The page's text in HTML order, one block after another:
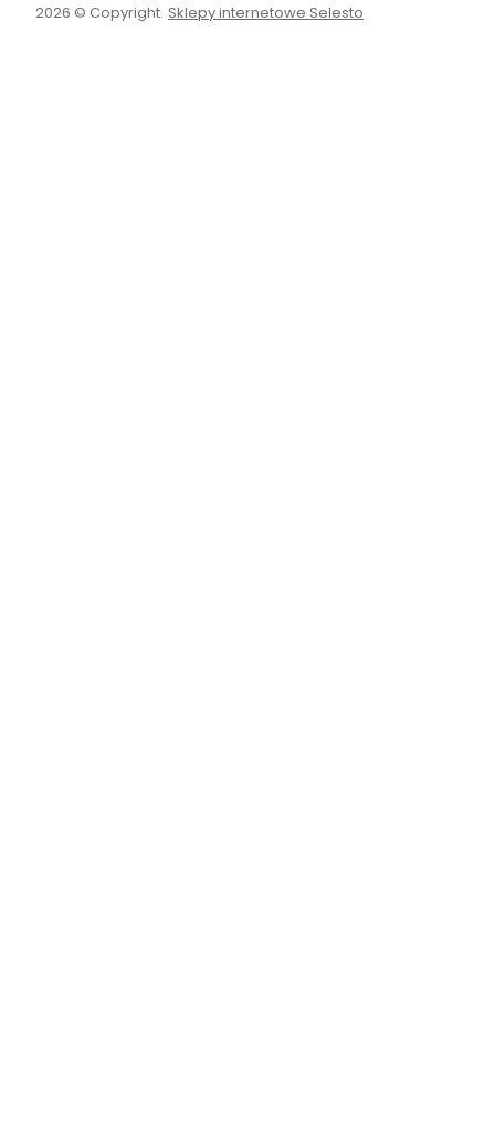
2026 © Copyright. Sklepy internetowe Selesto